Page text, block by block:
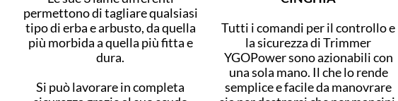
permettono di tagliare qualsiasi
tipo di erba e arbusto, da quella
più morbida a quella più fitta e
dura.
Si può lavorare in completa
Tutti i comandi per il controllo e
la sicurezza di Trimmer
YGOPower sono azionabili con
una sola mano. Il che lo rende
semplice e facile da manovrare